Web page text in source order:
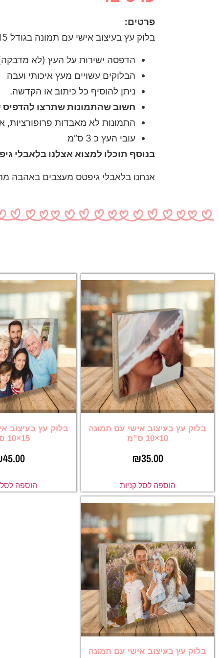
פרטים:
בלוק עץ בעיצוב אישי עם תמונה בגודל 15X15 ס”מ
הדפסה ישירות על העץ (לא
הבלוקים עשויים מעץ איכותי ועבה
ניתן להוסיף כל כיתוב או הקדשה.
חשוב שהתמונות שתרצו להדפיס
התמונות לא מאבדות פרופורציות,
עובי העץ כ 3 ס”מ
בנוסף תוכלו למצוא אצלנו בלאבלי
אנחנו בלאבלי גיפטס מעצבים באהבה
בלוק עץ בעיצוב אישי עם תמונה
10×10 ס”מ
₪35.00
הוספה לסל קניות
בלוק עץ בעיצוב
15×10 ס”מ
45.00
הוספה לסל
בלוק עץ בעיצוב אישי עם תמונה